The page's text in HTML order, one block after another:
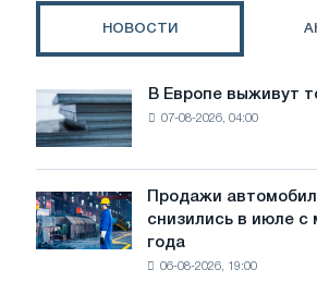
НОВОСТИ
Европе
выживут
только
ЭДП:
PwC
В Европе выживут
07-08-2026, 04:00
Продажи
автомобилей
в
Продажи
снизились в июле с
года
06-08-2026, 19:00